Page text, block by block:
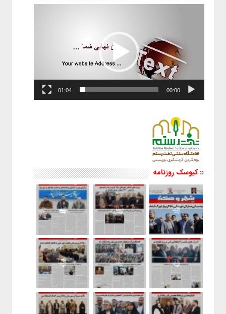
نمایشگر
00:00
01:04
:: کیوسک روزنامه